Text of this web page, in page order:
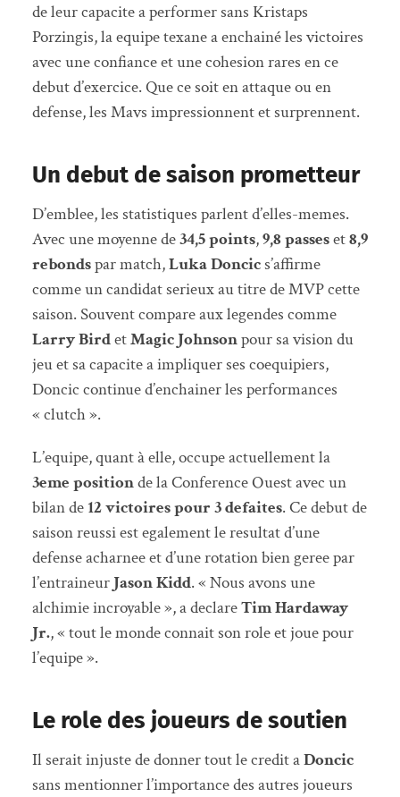
de leur capacite a performer sans Kristaps
Porzingis, la equipe texane a enchainé les victoires
avec une confiance et une cohesion rares en ce
debut d’exercice. Que ce soit en attaque ou en
defense, les Mavs impressionnent et surprennent.
Un debut de saison prometteur
D’emblee, les statistiques parlent d’elles-memes.
Avec une moyenne de34,5 points,9,8 passeset8,9
rebondspar match,Luka Doncics’affirme
comme un candidat serieux au titre de MVP cette
saison. Souvent compare aux legendes comme
Larry BirdetMagic Johnsonpour sa vision du
jeu et sa capacite a impliquer ses coequipiers,
Doncic continue d’enchainer les performances
« clutch ».
L’equipe, quant à elle, occupe actuellement la
3eme positionde la Conference Ouest avec un
bilan de 12 victoires pour 3 defaites. Ce debut de
saison reussi est egalement le resultat d’une
defense acharnee et d’une rotation bien geree par
l’entraineur Jason Kidd. « Nous avons une
alchimie incroyable », a declareTim Hardaway
Jr., « tout le monde connait son role et joue pour
l’equipe ».
Le role des joueurs de soutien
Il serait injuste de donner tout le credit aDoncic
sans mentionner l’importance des autres joueurs